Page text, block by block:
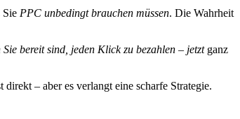
Sie PPC unbedingt brauchen müssen. Die Wahrheit
Sie bereit sind, jeden Klick zu bezahlen – jetztganz
– aber es verlangt eine scharfe Strategie.